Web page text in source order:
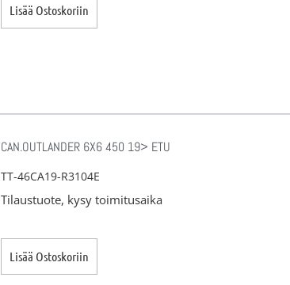
Lisää Ostoskoriin
CAN.OUTLANDER 6X6 450 19> ETU
TT-46CA19-R3104E
Tilaustuote, kysy toimitusaika
Lisää Ostoskoriin